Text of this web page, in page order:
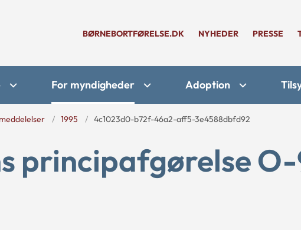
BØRNEBORTFØRELSE.DK NYHEDER PRESSE
For myndigheder Adoption
1995 4c1023d0-b72f-46a2-aff5-3e4588dbfd92
principafgørelse